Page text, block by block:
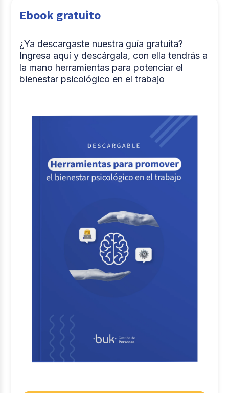
Ebook gratuito
¿Ya descargaste nuestra guía gratuita?
Ingresa aquí y descárgala, con ella tendrás a
la mano herramientas para potenciar el
bienestar psicológico en el trabajo